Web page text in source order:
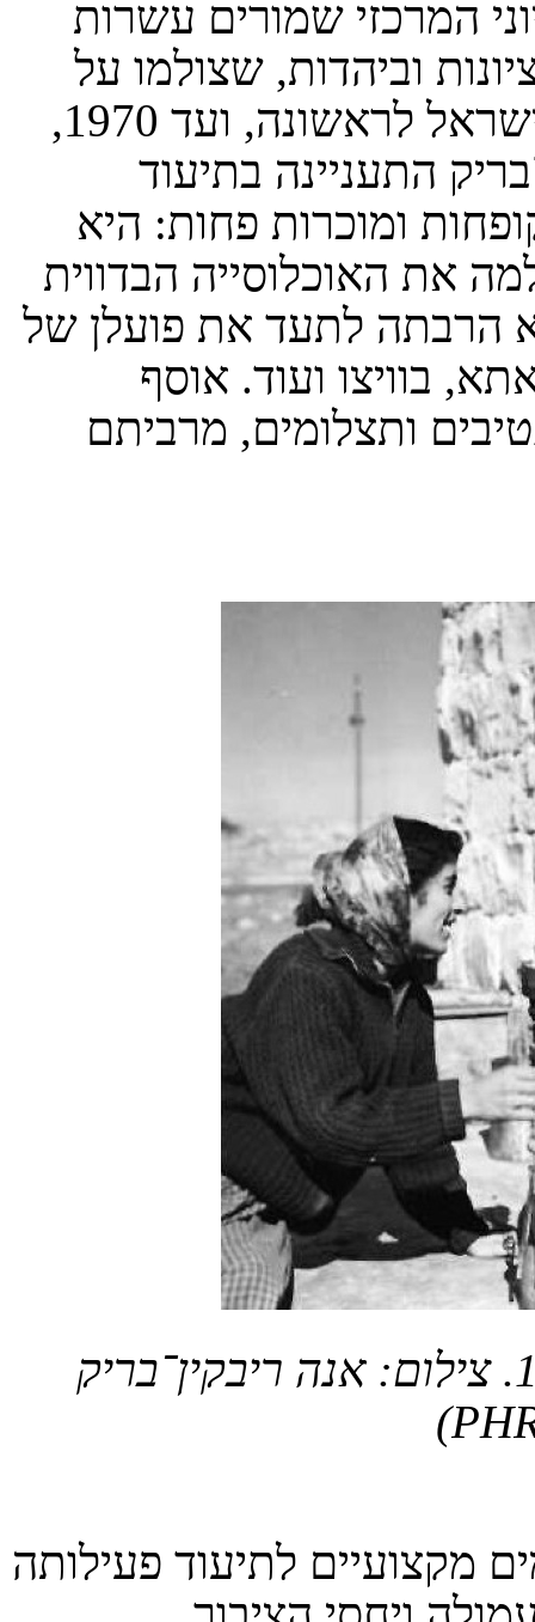
המרכזי שמורים עשרות
וביהדות, שצולמו על
ידה החל מ־1946, עת הגיעה לארץ ישראל לראשונה, ועד 1970,
יק התעניינה בתיעוד
ומוכרות פחות: היא
את האוכלוסייה הבדווית
הרבתה לתעד את פועלן של
בוויצו ועוד. אוסף
ותצלומים, מרביתם
עולים מתימן במושב ברקת, 1963. צילום: אנה ריבקין־בריק
)
מקצועיים לתיעוד פעילותה